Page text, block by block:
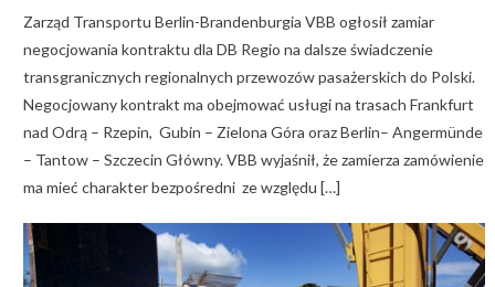
Zarząd Transportu Berlin-Brandenburgia VBB ogłosił zamiar
negocjowania kontraktu dla DB Regio na dalsze świadczenie
transgranicznych regionalnych przewozów pasażerskich do Polski.
Negocjowany kontrakt ma obejmować usługi na trasach Frankfurt
nad Odrą – Rzepin, Gubin – Zielona Góra oraz Berlin– Angermünde
– Tantow – Szczecin Główny. VBB wyjaśnił, że zamierza zamówienie
ma mieć charakter bezpośredni ze względu […]